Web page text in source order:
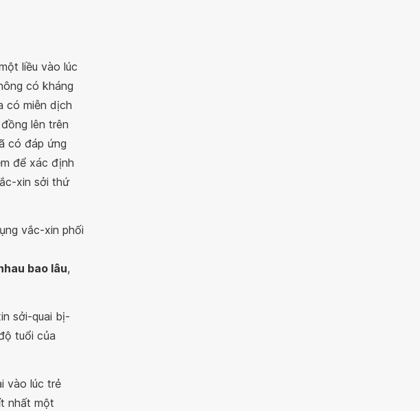
liều vào lúc
có kháng
có miễn dịch
lên trên
có đáp ứng
để xác định
xin sởi thứ
vắc-xin phối
bao lâu,
sởi-quai bị-
tuổi của
vào lúc trẻ
nhất một